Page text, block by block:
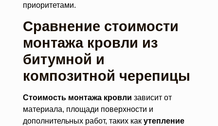
приоритетами.
Сравнение стоимости
монтажа кровли из
битумной и
композитной черепицы
Стоимость монтажа кровли зависит от
материала, площади поверхности и
дополнительных работ, таких как утепление